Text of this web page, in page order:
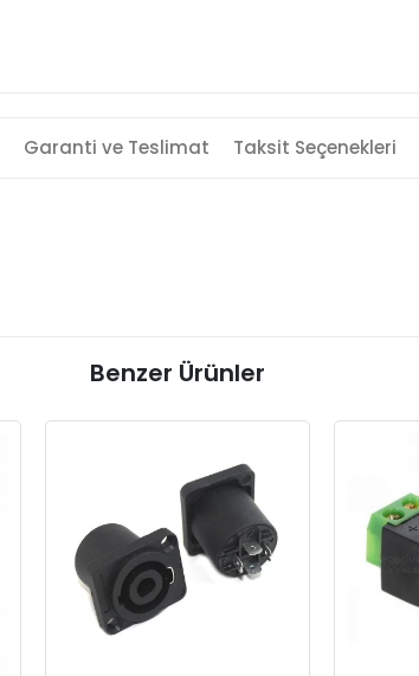
Garanti ve Teslimat Taksit Seçenekleri
Benzer Ürünler